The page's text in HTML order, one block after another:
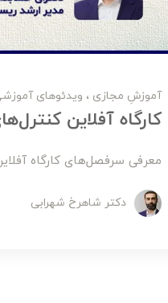
آموزشِ مجازی ویدئوهای
کارگاه آفلاین
معرفی سرفصل‌های کارگاه
دکتر شاهرخ شهرابی